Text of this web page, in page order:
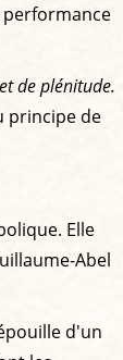
de plénitude.
principe de
Elle
Abel
d'un